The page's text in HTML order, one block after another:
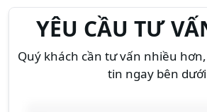
YÊU CẦU TƯ
Quý khách cần tư vấn nhiều
tin ngay bên